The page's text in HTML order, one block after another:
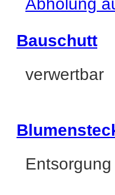
Abholung
Bauschutt
verwertbar